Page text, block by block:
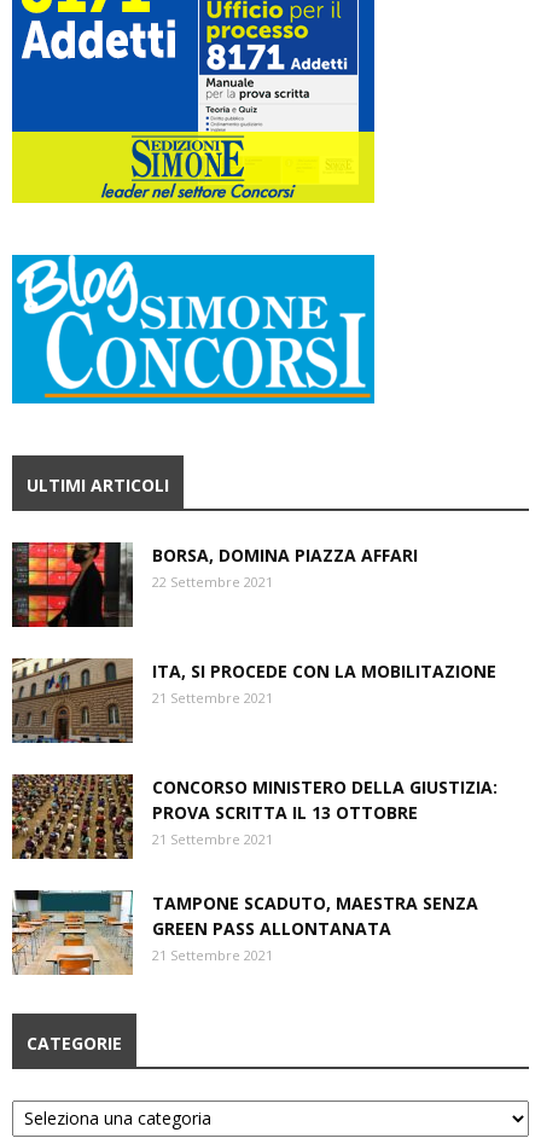
ULTIMI ARTICOLI
BORSA, DOMINA PIAZZA AFFARI
22 Settembre 2021
ITA, SI PROCEDE CON LA MOBILITAZIONE
21 Settembre 2021
CONCORSO MINISTERO DELLA GIUSTIZIA:
PROVA SCRITTA IL 13 OTTOBRE
21 Settembre 2021
TAMPONE SCADUTO, MAESTRA SENZA
GREEN PASS ALLONTANATA
21 Settembre 2021
CATEGORIE
Categorie